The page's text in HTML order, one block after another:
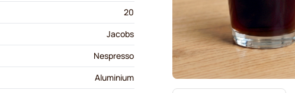
20
Jacobs
Nespresso
Aluminium